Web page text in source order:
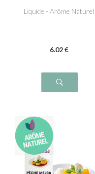
Liquide - Arôme Naturel
6.02 €